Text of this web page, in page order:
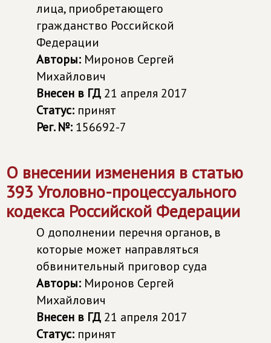
лица, приобретающего
гражданство Российской
Федерации
Авторы: Миронов Сергей
Михайлович
Внесен в ГД 21 апреля 2017
Статус: принят
Рег. №: 156692-7
О внесении изменения в статью
393 Уголовно-процессуального
кодекса Российской Федерации
О дополнении перечня органов, в
которые может направляться
обвинительный приговор суда
Авторы: Миронов Сергей
Михайлович
Внесен в ГД 21 апреля 2017
Статус: принят